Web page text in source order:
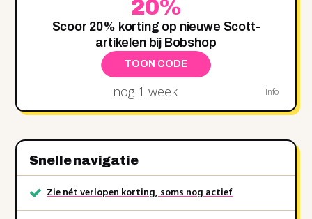
20%
Scoor 20% korting op nieuwe Scott-
artikelen bij Bobshop
TOON CODE
nog 1 week Info
Snelle navigatie
Zie nét verlopen korting, soms nog actief